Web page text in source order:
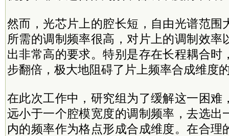
然而，光芯片上的腔长短，自由光谱范围
所需的调制频率很高，对片上的调制效率
出非常高的要求。特别是存在长程耦合时
步翻倍，极大地阻碍了片上频率合成维度
在此次工作中，研究组为了缓解这一困难
远小于一个腔模宽度的调制频率，去选出
内的频率作为格点形成合成维度。在合理